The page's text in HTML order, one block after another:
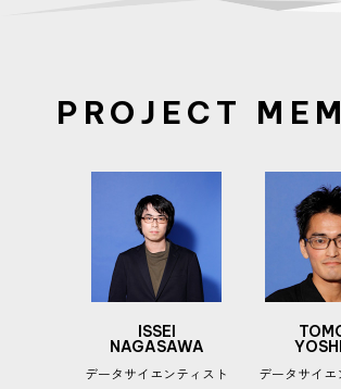
PROJECT
ISSEI
NAGASAWA
データサイエンティスト データサイエ